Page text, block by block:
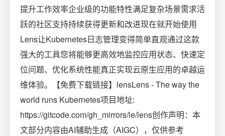
提升工作效率企业级的功能特性满足复杂场景需求活
跃的社区支持持续获得更新和改进现在就开始使用
Lens让Kubernetes日志管理变得简单直观通过这款
强大的工具您将能够更高效地监控应用状态、快速定
位问题、优化系统性能真正实现云原生应用的卓越运
维体验。【免费下载链接】lensLens - The way the
world runs Kubernetes项目地址:
https://gitcode.com/gh_mirrors/le/lens创作声明：本
文部分内容由AI辅助生成（AIGC），仅供参考